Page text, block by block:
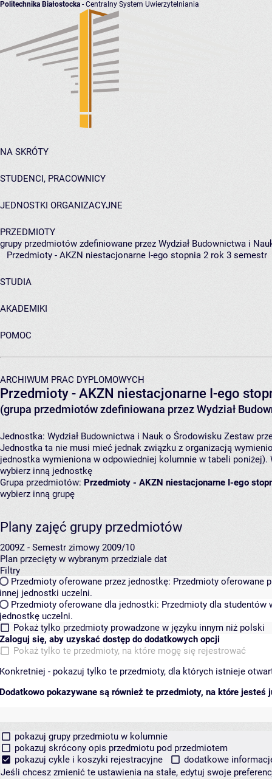
Politechnika Białostocka - Centralny System Uwierzytelniania
NA SKRÓTY
STUDENCI, PRACOWNICY
JEDNOSTKI ORGANIZACYJNE
PRZEDMIOTY
grupy przedmiotów zdefiniowane przez Wydział Budownictwa i
Przedmioty - AKZN niestacjonarne I-ego stopnia 2 rok 3 semestr
STUDIA
AKADEMIKI
POMOC
ARCHIWUM PRAC DYPLOMOWYCH
Przedmioty - AKZN niestacjonarne I-ego
(grupa przedmiotów zdefiniowana przez Wydział
Jednostka: Wydział Budownictwa i Nauk o Środowisku Zestaw
Jednostka ta nie musi mieć jednak związku z organizacją
jednostka wymieniona w odpowiedniej kolumnie w tabeli
wybierz inną jednostkę
Grupa przedmiotów: Przedmioty - AKZN niestacjonarne I-ego
wybierz inną grupę
Plany zajęć grupy przedmiotów
2009Z - Semestr zimowy 2009/10
Plan przecięty w wybranym przedziale dat
Filtry
Przedmioty oferowane przez jednostkę: Przedmioty oferowane
innej jednostki uczelni.
Przedmioty oferowane dla jednostki: Przedmioty dla studentów
jednostkę uczelni.
Pokaż tylko przedmioty prowadzone w języku innym niż polski
Zaloguj się, aby uzyskać dostęp do dodatkowych opcji
Pokaż tylko te przedmioty, na które mogę się rejestrować
Konkretniej - pokazuj tylko te przedmioty, dla których istnieje
Dodatkowo pokazywane są również te przedmioty, na które jesteś
pokazuj grupy przedmiotu w kolumnie
pokazuj skrócony opis przedmiotu pod przedmiotem
pokazuj cykle i koszyki rejestracyjne
dodatkowe
Jeśli chcesz zmienić te ustawienia na stałe, edytuj swoje